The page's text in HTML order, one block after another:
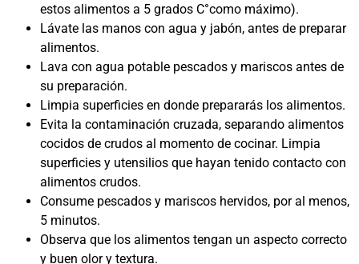
estos alimentos a 5 grados C°como máximo).
Lávate las manos con agua y jabón, antes de preparar
alimentos.
Lava con agua potable pescados y mariscos antes de
su preparación.
Limpia superficies en donde prepararás los alimentos.
Evita la contaminación cruzada, separando alimentos
cocidos de crudos al momento de cocinar. Limpia
superficies y utensilios que hayan tenido contacto con
alimentos crudos.
Consume pescados y mariscos hervidos, por al menos,
5 minutos.
Observa que los alimentos tengan un aspecto correcto
y buen olor y textura.